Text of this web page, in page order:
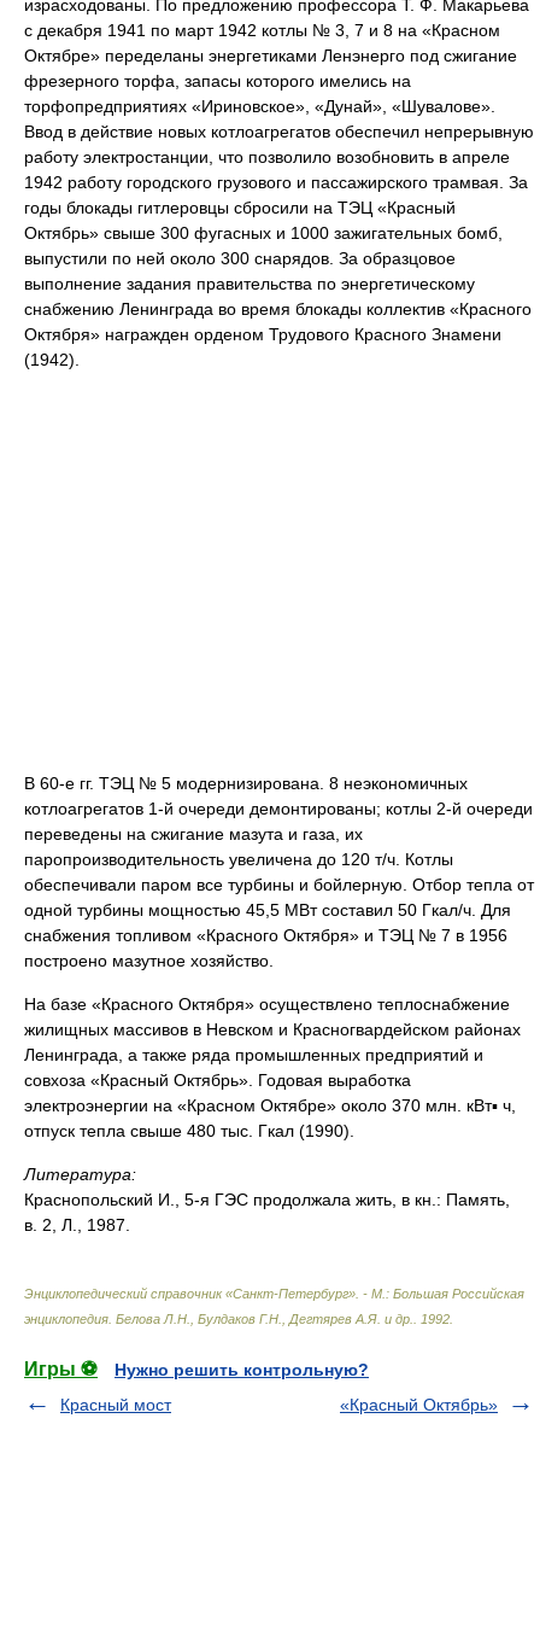
израсходованы. По предложению профессора Т. Ф. Макарьева
с декабря 1941 по март 1942 котлы № 3, 7 и 8 на «Красном
Октябре» переделаны энергетиками Ленэнерго под сжигание
фрезерного торфа, запасы которого имелись на
торфопредприятиях «Ириновское», «Дунай», «Шувалове».
Ввод в действие новых котлоагрегатов обеспечил непрерывную
работу электростанции, что позволило возобновить в апреле
1942 работу городского грузового и пассажирского трамвая. За
годы блокады гитлеровцы сбросили на ТЭЦ «Красный
Октябрь» свыше 300 фугасных и 1000 зажигательных бомб,
выпустили по ней около 300 снарядов. За образцовое
выполнение задания правительства по энергетическому
снабжению Ленинграда во время блокады коллектив «Красного
Октября» награжден орденом Трудового Красного Знамени
(1942).
В 60-е гг. ТЭЦ № 5 модернизирована. 8 неэкономичных
котлоагрегатов 1-й очереди демонтированы; котлы 2-й очереди
переведены на сжигание мазута и газа, их
паропроизводительность увеличена до 120 т/ч. Котлы
обеспечивали паром все турбины и бойлерную. Отбор тепла от
одной турбины мощностью 45,5 МВт составил 50 Гкал/ч. Для
снабжения топливом «Красного Октября» и ТЭЦ № 7 в 1956
построено мазутное хозяйство.
На базе «Красного Октября» осуществлено теплоснабжение
жилищных массивов в Невском и Красногвардейском районах
Ленинграда, а также ряда промышленных предприятий и
совхоза «Красный Октябрь». Годовая выработка
электроэнергии на «Красном Октябре» около 370 млн. кВт▪ ч,
отпуск тепла свыше 480 тыс. Гкал (1990).
Литература:
Краснопольский И., 5-я ГЭС продолжала жить, в кн.: Память,
в. 2, Л., 1987.
Энциклопедический справочник «Санкт-Петербург». - М.: Большая Российская
энциклопедия Белова Л.Н., Булдаков Г.Н., Дегтярев А.Я. и др. 1992
Игры ⚽
Нужно решить контрольную?
Красный мост
«Красный Октябрь»